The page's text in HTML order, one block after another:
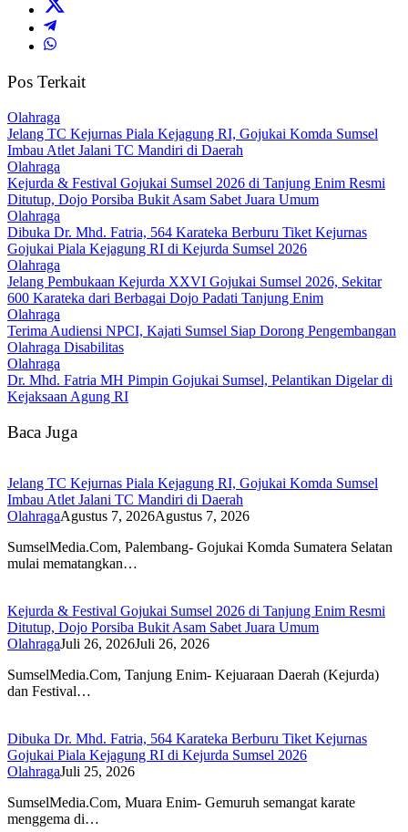
Pos Terkait
Olahraga
Jelang TC Kejurnas Piala Kejagung RI, Gojukai Komda Sumsel
Imbau Atlet Jalani TC Mandiri di Daerah
Olahraga
Kejurda & Festival Gojukai Sumsel 2026 di Tanjung Enim Resmi
Ditutup, Dojo Porsiba Bukit Asam Sabet Juara Umum
Olahraga
Dibuka Dr. Mhd. Fatria, 564 Karateka Berburu Tiket Kejurnas
Gojukai Piala Kejagung RI di Kejurda Sumsel 2026
Olahraga
Jelang Pembukaan Kejurda XXVI Gojukai Sumsel 2026, Sekitar
600 Karateka dari Berbagai Dojo Padati Tanjung Enim
Olahraga
Terima Audiensi NPCI, Kajati Sumsel Siap Dorong Pengembangan
Olahraga Disabilitas
Olahraga
Dr. Mhd. Fatria MH Pimpin Gojukai Sumsel, Pelantikan Digelar di
Kejaksaan Agung RI
Baca Juga
Jelang TC Kejurnas Piala Kejagung RI, Gojukai Komda Sumsel
Imbau Atlet Jalani TC Mandiri di Daerah
OlahragaAgustus 7, 2026Agustus 7, 2026
SumselMedia.Com, Palembang- Gojukai Komda Sumatera Selatan
mulai mematangkan…
Kejurda & Festival Gojukai Sumsel 2026 di Tanjung Enim Resmi
Ditutup, Dojo Porsiba Bukit Asam Sabet Juara Umum
OlahragaJuli 26, 2026Juli 26, 2026
SumselMedia.Com, Tanjung Enim- Kejuaraan Daerah (Kejurda)
dan Festival…
Dibuka Dr. Mhd. Fatria, 564 Karateka Berburu Tiket Kejurnas
Gojukai Piala Kejagung RI di Kejurda Sumsel 2026
OlahragaJuli 25, 2026
SumselMedia.Com, Muara Enim- Gemuruh semangat karate
menggema di…